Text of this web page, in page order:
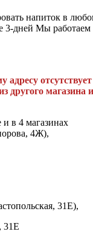
напиток в
3-дней Мы
адресу
другого магазина
в 4 магазинах
4Ж),
31Е),
31Е